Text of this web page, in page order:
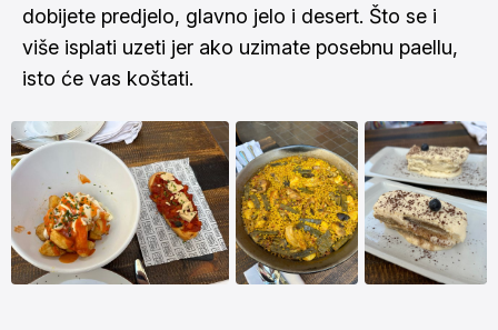
dobijete predjelo, glavno jelo i desert. Što se i
više isplati uzeti jer ako uzimate posebnu paellu,
isto će vas koštati.